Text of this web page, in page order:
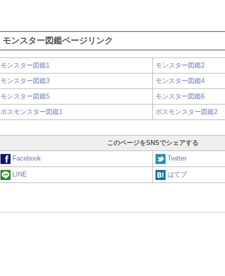
モンスター図鑑ページリンク
モンスター図鑑1 モンスター図鑑2
モンスター図鑑3 モンスター図鑑4
モンスター図鑑5 モンスター図鑑6
ボスモンスター図鑑1 ボスモンスター図鑑2
このページをSNSでシェアする
Facebook Twitter
LINE はてブ